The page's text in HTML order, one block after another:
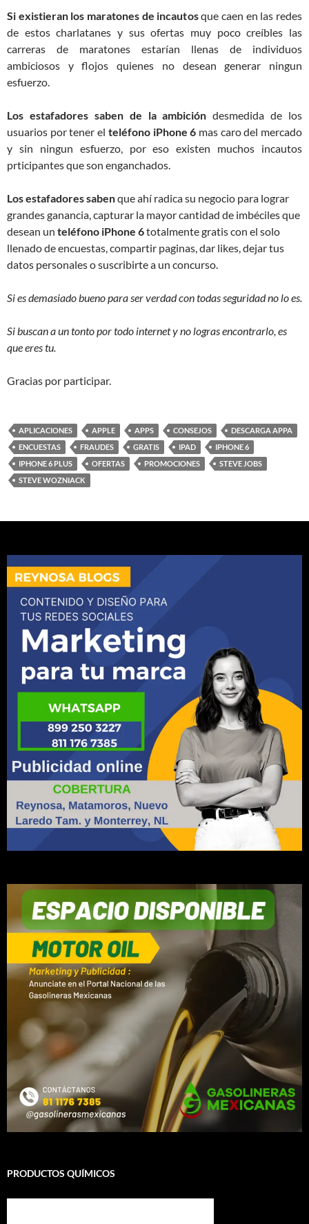
Si existieran los maratones de incautosque caen en las redes
de estos charlatanes y sus ofertas muy poco creíbles las
carreras de maratones estarían llenas de individuos
ambiciosos y flojos quienes no desean generar ningun
esfuerzo.
Los estafadores saben de la ambición desmedida de los
usuarios por tener el teléfono iPhone 6 mas caro del mercado
y sin ningun esfuerzo, por eso existen muchos incautos
prticipantes que son enganchados.
Los estafadores sabenque ahí radica su negocio para lograr
grandes ganancia, capturar la mayor cantidad de imbéciles que
desean un teléfono iPhone 6totalmente gratis con el solo
llenado de encuestas, compartir paginas, dar likes, dejar tus
datos personales o suscribirte a un concurso.
Si es demasiado bueno para ser verdad con todas seguridad no lo es.
Si buscan a un tonto por todo internet y no logras encontrarlo, es
que eres tu.
Gracias por participar.
APLICACIONES APPLE APPS CONSEJOS
DESCARGA APPA
ENCUESTAS
FRAUDES GRATIS IPAD
IPHONE 6
IPHONE 6 PLUS
OFERTAS PROMOCIONES
STEVE JOBS
STEVE WOZNIACK
PRODUCTOS QUÍMICOS